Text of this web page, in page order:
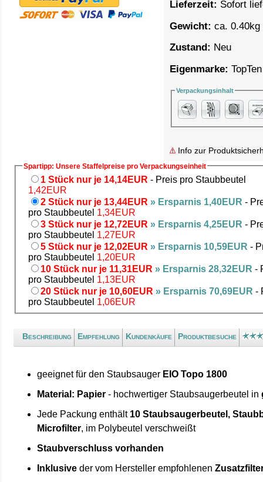
Lieferzeit: Sofort
Gewicht: ca. 0.40kg
Zustand: Neu
Eigenmarke: TopTen
Verpackungsinhalt
Info zur
Spartipp: Unsere Staffelpreise pro Verpackungseinheit
1 Stück nur je 14,14EUR - Preis pro Staubbeutel
1,42EUR
2 Stück nur je 13,44EUR » Ersparnis 1,40EUR -
pro Staubbeutel 1,34EUR
3 Stück nur je 12,72EUR » Ersparnis 4,25EUR -
pro Staubbeutel 1,27EUR
5 Stück nur je 12,02EUR » Ersparnis 10,59EUR -
pro Staubbeutel 1,20EUR
10 Stück nur je 11,31EUR » Ersparnis 28,32EUR -
pro Staubbeutel 1,13EUR
20 Stück nur je 10,60EUR » Ersparnis 70,69EUR -
pro Staubbeutel 1,06EUR
Beschreibung Empfehlung Kundenkäufe Produktbesuche
geeignet für den Staubsauger EIO Topo 1800
Material: Papier - hochwertiger Staubsaugerbeutel in
Jede Packung enthält 10 Staubsaugerbeutel,
Microfilter, im Polybeutel verschweißt
Staubverschluss vorhanden
Inklusive der vom Hersteller empfohlenen